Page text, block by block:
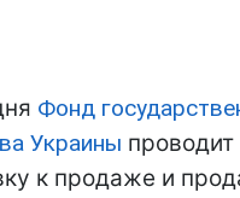
Фонд
Украины проводит
к продаже и